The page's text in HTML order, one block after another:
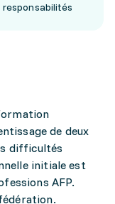
de deux
difficultés
initiale est
AFP.